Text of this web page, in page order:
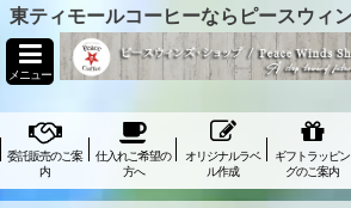
東ティモールコーヒーならピースウィ
メニュー
委託販売のご案
内
仕入れご希望の
方へ
オリジナルラベ
ル作成
ギフトラッピン
グのご案内